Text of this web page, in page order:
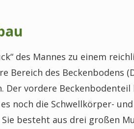
des Mannes zu einem
Bereich des Beckenbodens
Der vordere
noch die Schwellkörper- und
besteht aus drei großen